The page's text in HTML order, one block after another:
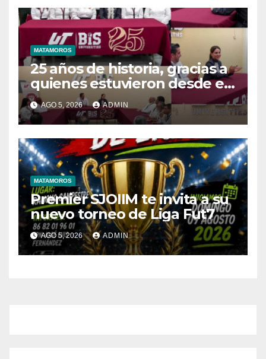
MATAMOROS
25 años de historia, gracias a
quienes estuvieron desde el
inicio
AGO 5, 2026 ADMIN
MATAMOROS
Premier SJOIIM te invita a su
nuevo torneo de Liga Fut7
AGO 5, 2026 ADMIN